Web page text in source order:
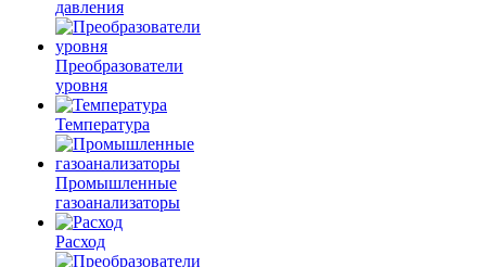
давления
Преобразователи
уровня
Температура
Промышленные
газоанализаторы
Расход